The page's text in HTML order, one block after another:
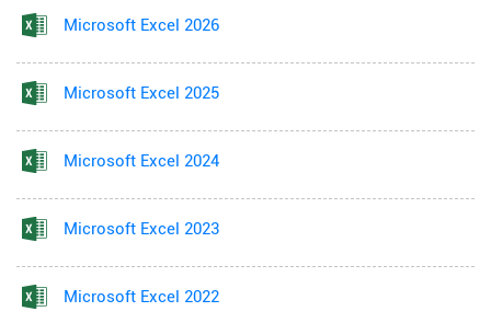
Microsoft Excel 2026
Microsoft Excel 2025
Microsoft Excel 2024
Microsoft Excel 2023
Microsoft Excel 2022